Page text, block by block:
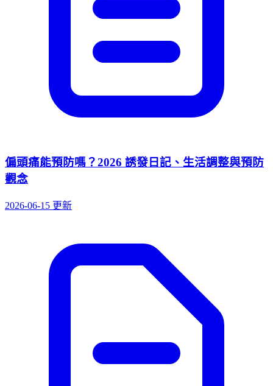
偏頭痛能預防嗎？2026 誘發日記、生活調整與預防
觀念
2026-06-15 更新